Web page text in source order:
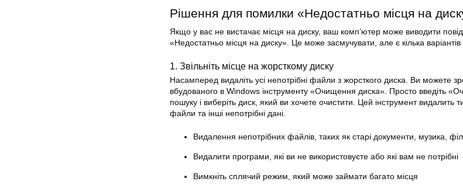
Рішення для помилки «Недостатньо місця на
Якщо у вас не вистачає місця на диску, ваш комп’ютер може виводити
«Недостатньо місця на диску». Це може засмучувати, але є кілька
1. Звільніть місце на жорсткому диску
Насамперед видаліть усі непотрібні файли з жорсткого диска. Ви можете
вбудованого в Windows інструменту «Очищення диска». Просто введіть
пошуку і виберіть диск, який ви хочете очистити. Цей інструмент видалить
файли та інші непотрібні дані.
Видалення непотрібних файлів, таких як старі документи, музика,
Видалити програми, які ви не використовуєте або які вам не потрібні
Вимкніть сплячий режим, який може займати багато місця